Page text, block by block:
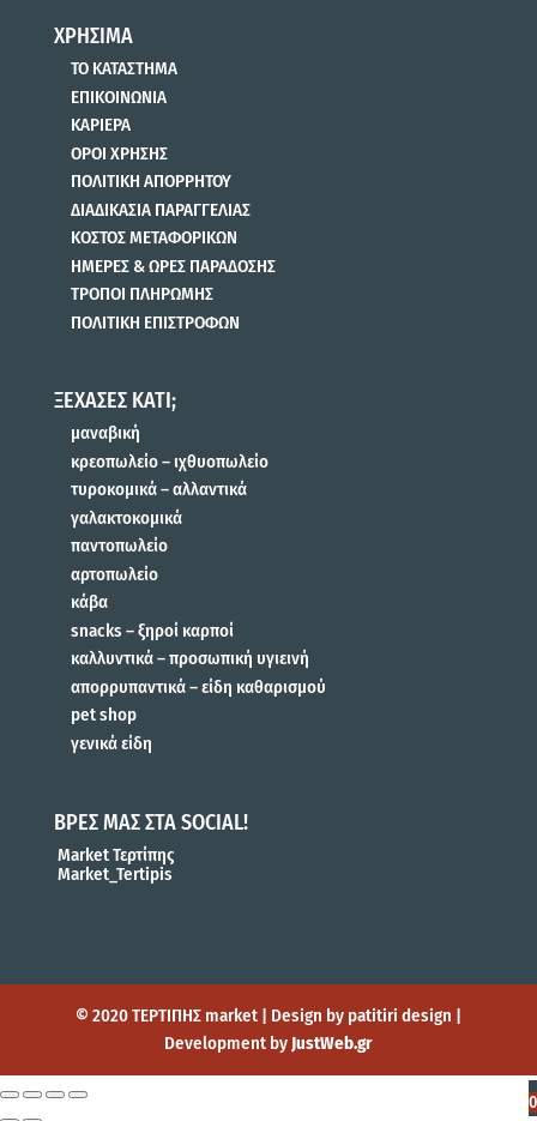
ΧΡΗΣΙΜΑ
ΤΟ ΚΑΤΑΣΤΗΜΑ
ΕΠΙΚΟΙΝΩΝΙΑ
ΚΑΡΙΕΡΑ
ΟΡΟΙ ΧΡΗΣΗΣ
ΠΟΛΙΤΙΚΗ ΑΠΟΡΡΗΤΟΥ
ΔΙΑΔΙΚΑΣΙΑ ΠΑΡΑΓΓΕΛΙΑΣ
ΚΟΣΤΟΣ ΜΕΤΑΦΟΡΙΚΩΝ
ΗΜΕΡΕΣ & ΩΡΕΣ ΠΑΡΑΔΟΣΗΣ
ΤΡΟΠΟΙ ΠΛΗΡΩΜΗΣ
ΠΟΛΙΤΙΚΗ ΕΠΙΣΤΡΟΦΩΝ
ΞΕΧΑΣΕΣ ΚΑΤΙ;
μαναβική
κρεοπωλείο – ιχθυοπωλείο
τυροκομικά – αλλαντικά
γαλακτοκομικά
παντοπωλείο
αρτοπωλείο
κάβα
snacks – ξηροί καρποί
καλλυντικά – προσωπική υγιεινή
απορρυπαντικά – είδη καθαρισμού
pet shop
γενικά είδη
ΒΡΕΣ ΜΑΣ ΣΤΑ SOCIAL!
Market Τερτίπης
Market_Tertipis
© 2020 ΤΕΡΤΙΠΗΣ market | Design by patitiri design |
Development by JustWeb.gr
0